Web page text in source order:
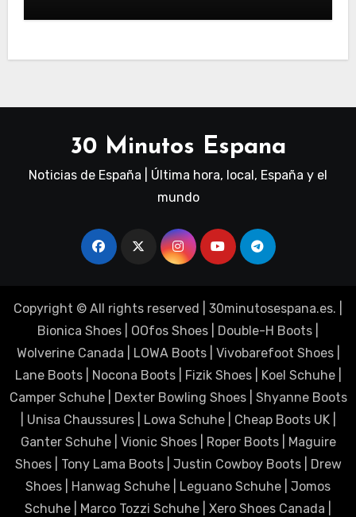
30 Minutos Espana
Noticias de España | Última hora, local, España y el
mundo
Copyright © All rights reserved 30minutosespana.es. |
Bionica Shoes
OOfos Shoes Double-H Boots
Wolverine Canada
LOWA Boots| Vivobarefoot Shoes|
Lane Boots| Nocona Boots| Fizik Shoes| Koel Schuhe|
Camper Schuhe| Dexter Bowling Shoes| Shyanne Boots
Unisa Chaussures| Lowa Schuhe| Cheap Boots UK
Ganter Schuhe
Vionic Shoes| Roper Boots| Maguire
Shoes| Tony Lama Boots| Justin Cowboy Boots| Drew
Shoes
Hanwag Schuhe Leguano Schuhe
Jomos
Schuhe
Marco Tozzi Schuhe Xero Shoes Canada